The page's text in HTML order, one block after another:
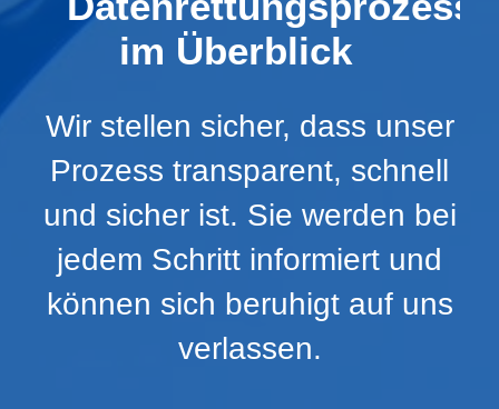
im Überblick
Wir stellen sicher, dass unser
Prozess transparent, schnell
und sicher ist. Sie werden bei
jedem Schritt informiert und
können sich beruhigt auf uns
verlassen.